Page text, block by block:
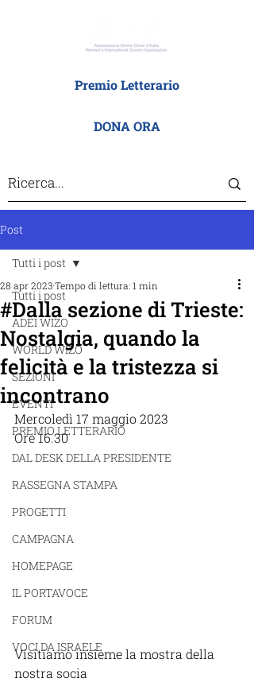
Premio Letterario
DONA ORA
Post
Tutti i post
ADEI WIZO
WORLD WIZO
SEZIONI
EVENTI
PREMIO LETTERARIO
DAL DESK DELLA PRESIDENTE
RASSEGNA STAMPA
PROGETTI
CAMPAGNA
HOMEPAGE
IL PORTAVOCE
FORUM
VOCI DA ISRAELE
Tutti i post
#Dalla sezione di Trieste:
Nostalgia, quando la
felicità e la tristezza si
incontrano
28 apr 2023Tempo di lettura: 1 min
Mercoledì 17 maggio 2023
Ore 16.30
Visitiamo insieme la mostra della
nostra socia